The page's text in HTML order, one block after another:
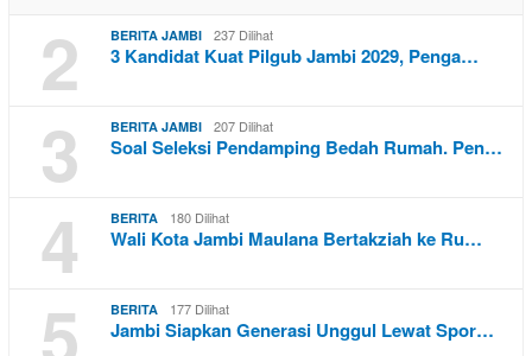
2 BERITA JAMBI 237 Dilihat
3 Kandidat Kuat Pilgub Jambi 2029, Penga…
3 BERITA JAMBI 207 Dilihat
Soal Seleksi Pendamping Bedah Rumah. Pen…
4 BERITA 180 Dilihat
Wali Kota Jambi Maulana Bertakziah ke Ru…
5 BERITA 177 Dilihat
Jambi Siapkan Generasi Unggul Lewat Spor…